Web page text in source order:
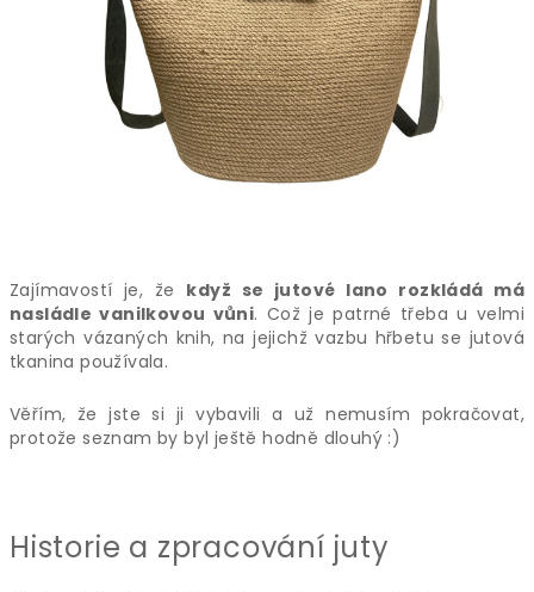
Zajímavostí je, že když se jutové lano rozkládá má
nasládle vanilkovou vůni. Což je patrné třeba u velmi
starých vázaných knih, na jejichž vazbu hřbetu se jutová
tkanina používala.
Věřím, že jste si ji vybavili a už nemusím pokračovat,
protože seznam by byl ještě hodně dlouhý :)
Historie a zpracování juty